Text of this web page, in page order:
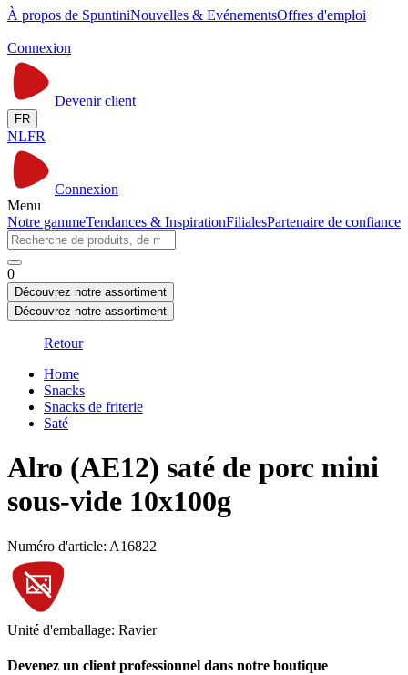
À propos de SpuntiniNouvelles & EvénementsOffres d'emploi
Connexion
Devenir client
FR
NLFR
Connexion
Menu
Notre gammeTendances & InspirationFilialesPartenaire de confiance
0
Découvrez notre assortiment
Découvrez notre assortiment
Retour
Home
Snacks
Snacks de friterie
Saté
Alro (AE12) saté de porc mini
sous-vide 10x100g
Numéro d'article: A16822
Unité d'emballage: Ravier
Devenez un client professionnel dans notre boutique